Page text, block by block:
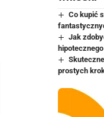
Co kupić
Jak
prostych